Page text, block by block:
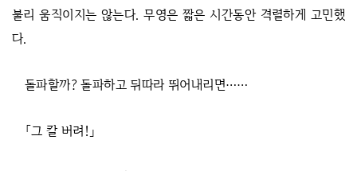
불리 움직이지는 않는다. 무영은 짧은 시간동안 격렬하게 고민했
다.
돌파할까? 돌파하고 뒤따라 뛰어내리면……
「그 칼 버려!」